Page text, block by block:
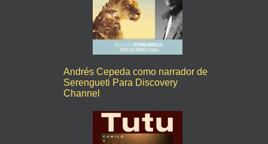
Andrés Cepeda como narrador de
Serengueti Para Discovery
Channel